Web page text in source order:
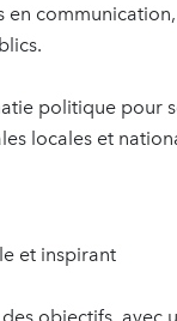
en
politique pour
locales et
et inspirant